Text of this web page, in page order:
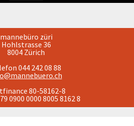
mannebüro züri
Hohlstrasse 36
8004 Zürich
044 242 08 88
80-58162-8
0900 0000 8005 8162 8